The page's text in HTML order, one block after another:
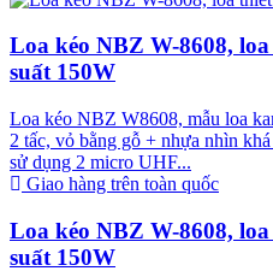
Loa kéo NBZ W-8608,
suất 150W
Loa kéo NBZ W8608, mẫu loa
2 tấc, vỏ bằng gỗ + nhựa nhìn
sử dụng 2 micro UHF...
Giao hàng trên toàn quốc
Loa kéo NBZ W-8608,
suất 150W